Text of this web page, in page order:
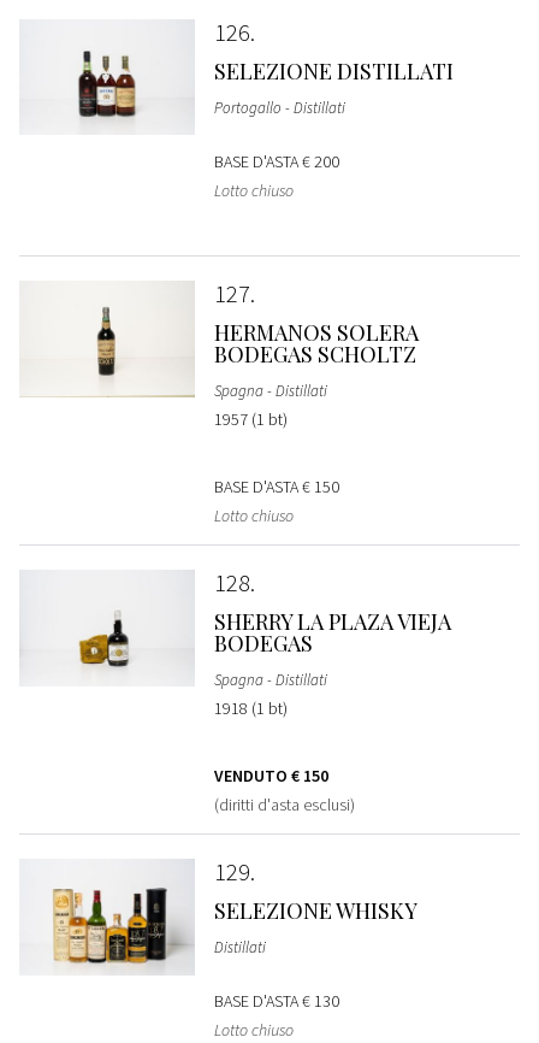
126
SELEZIONE DISTILLATI
Portogallo - Distillati
BASE D'ASTA€ 200
Lotto chiuso
127
HERMANOS SOLERA
BODEGAS SCHOLTZ
Spagna - Distillati
1957 (1 bt)
BASE D'ASTA€ 150
Lotto chiuso
128
SHERRY LA PLAZA VIEJA
BODEGAS
Spagna - Distillati
1918 (1 bt)
VENDUTO € 150
(diritti d'asta esclusi)
129
SELEZIONE WHISKY
Distillati
BASE D'ASTA€ 130
Lotto chiuso